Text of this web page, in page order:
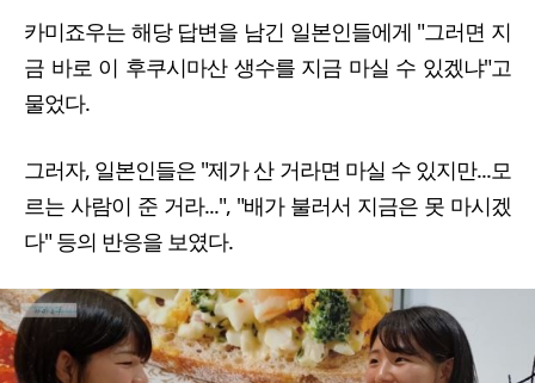
카미죠우는 해당 답변을 남긴 일본인들에게 "그러면 지
금 바로 이 후쿠시마산 생수를 지금 마실 수 있겠냐"고
물었다.
그러자, 일본인들은 "제가 산 거라면 마실 수 있지만...모
르는 사람이 준 거라...", "배가 불러서 지금은 못 마시겠
다" 등의 반응을 보였다.